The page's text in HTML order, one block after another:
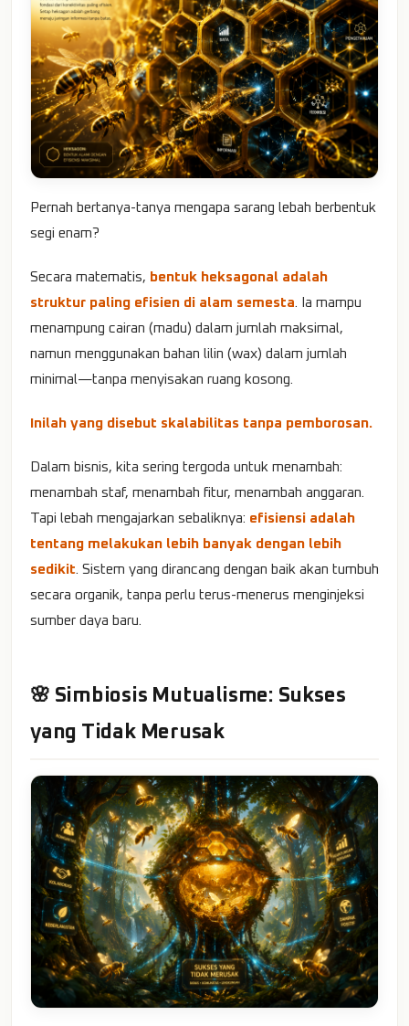
Pernah bertanya-tanya mengapa sarang lebah berbentuk
segi enam?
Secara matematis, bentuk heksagonal adalah
struktur paling efisien di alam semesta. Ia mampu
menampung cairan (madu) dalam jumlah maksimal,
namun menggunakan bahan lilin (wax) dalam jumlah
minimal—tanpa menyisakan ruang kosong.
Inilah yang disebut skalabilitas tanpa pemborosan.
Dalam bisnis, kita sering tergoda untuk menambah:
menambah staf, menambah fitur, menambah anggaran.
Tapi lebah mengajarkan sebaliknya: efisiensi adalah
tentang melakukan lebih banyak dengan lebih
sedikit. Sistem yang dirancang dengan baik akan tumbuh
secara organik, tanpa perlu terus-menerus menginjeksi
sumber daya baru.
🌸 Simbiosis Mutualisme: Sukses
yang Tidak Merusak